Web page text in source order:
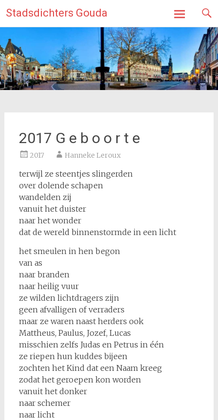
naar
de
inhoud
Stadsdichters Gouda
2017 G e b o o r t e
2017 Hanneke Leroux
terwijl ze steentjes slingerden
over dolende schapen
wandelden zij
vanuit het duister
naar het wonder
dat de wereld binnenstormde in een licht
het smeulen in hen begon
van as
naar branden
naar heilig vuur
ze wilden lichtdragers zijn
geen afvalligen of verraders
maar ze waren naast herders ook
Mattheus, Paulus, Jozef, Lucas
misschien zelfs Judas en Petrus in één
ze riepen hun kuddes bijeen
zochten het Kind dat een Naam kreeg
zodat het geroepen kon worden
vanuit het donker
naar schemer
naar licht